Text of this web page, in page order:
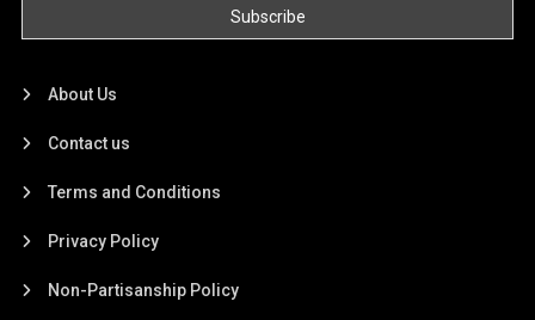
About Us
Contact us
Terms and Conditions
Privacy Policy
Non-Partisanship Policy